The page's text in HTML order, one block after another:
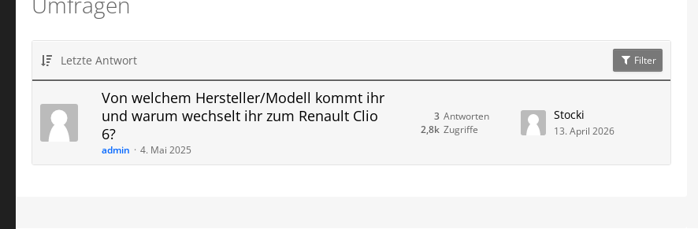
Letzte Antwort Filter
Von welchem Hersteller/Modell kommt ihr
und warum wechselt ihr zum Renault Clio
6?
admin 4. Mai 2025
Antworten
3
Zugriffe
2,8k
Stocki
13. April 2026